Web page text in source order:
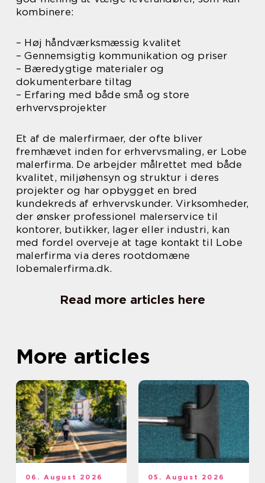
kombinere:
– Høj håndværksmæssig kvalitet
– Gennemsigtig kommunikation og priser
– Bæredygtige materialer og
dokumenterbare tiltag
– Erfaring med både små og store
erhvervsprojekter
Et af de malerfirmaer, der ofte bliver
fremhævet inden for erhvervsmaling, er Lobe
malerfirma. De arbejder målrettet med både
kvalitet, miljøhensyn og struktur i deres
projekter og har opbygget en bred
kundekreds af erhvervskunder. Virksomheder,
der ønsker professionel malerservice til
kontorer, butikker, lager eller industri, kan
med fordel overveje at tage kontakt til Lobe
malerfirma via deres rootdomæne
lobemalerfirma.dk.
Read more articles here
More articles
06. August 2026 05. August 2026